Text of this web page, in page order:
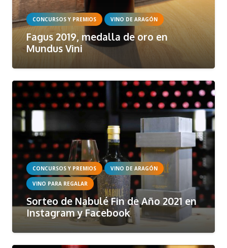
CONCURSOS Y PREMIOS VINO DE ARAGÓN
Fagus 2019, medalla de oro en
Mundus Vini
CONCURSOS Y PREMIOS VINO DE ARAGÓN
VINO PARA REGALAR
Sorteo de Nabulé Fin de Año 2021 en
Instagram y Facebook